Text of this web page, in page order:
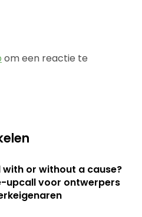
om een reactie te
with or without a cause?
upcall voor ontwerpers